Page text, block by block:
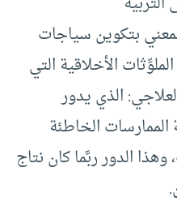
بتكوين سياجات
الأخلاقية التي
الذي يدور
الخاطئة
وهذا الدور ربَّما كان نتاج